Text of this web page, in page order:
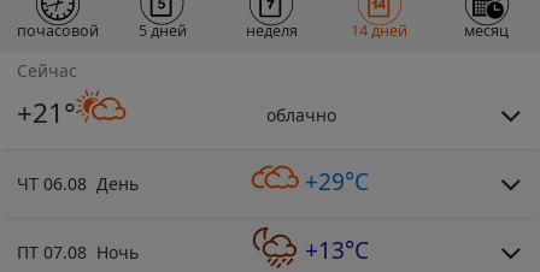
почасовой 5 дней неделя 14 дней месяц
Сейчас
+21° облачно
ЧТ 06.08 День +29°C
ПТ 07.08 Ночь +13°C